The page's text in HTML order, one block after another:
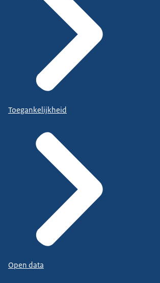
Toegankelijkheid
Open data